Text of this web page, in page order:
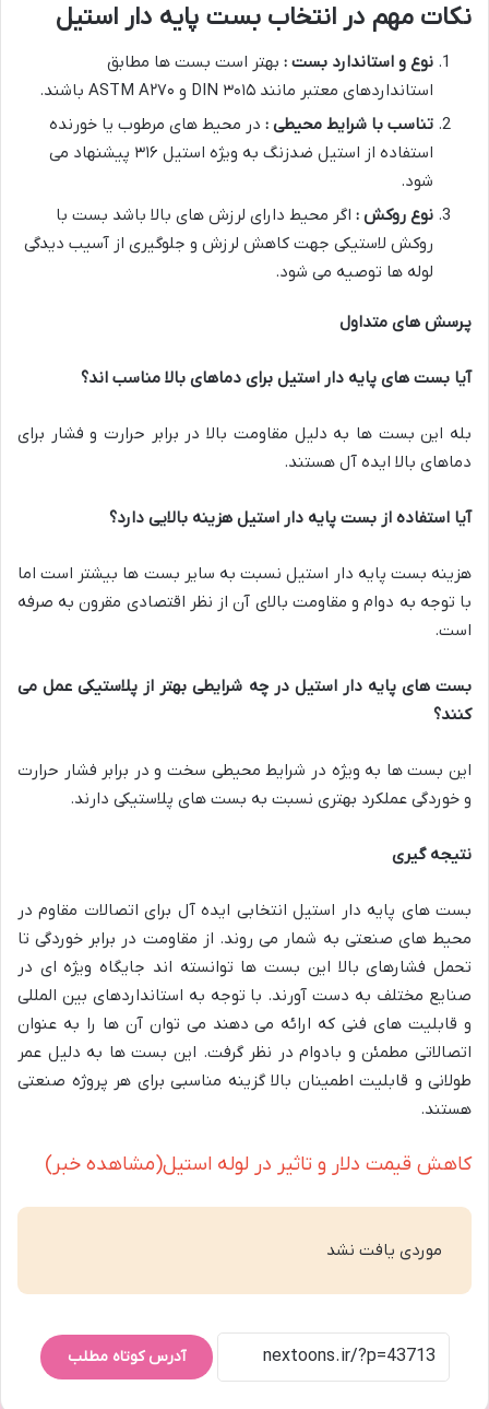
نکات مهم در انتخاب بست پایه دار استیل
نوع و استاندارد بست : بهتر است بست ها مطابق
استانداردهای معتبر مانند DIN ۳۰۱۵ و ASTM A۲۷۰ باشند.
تناسب با شرایط محیطی : در محیط های مرطوب یا خورنده
استفاده از استیل ضدزنگ به ویژه استیل ۳۱۶ پیشنهاد می
شود.
نوع روکش : اگر محیط دارای لرزش های بالا باشد بست با
روکش لاستیکی جهت کاهش لرزش و جلوگیری از آسیب دیدگی
لوله ها توصیه می شود.
پرسش های متداول
آیا بست های پایه دار استیل برای دماهای بالا مناسب اند؟
بله این بست ها به دلیل مقاومت بالا در برابر حرارت و فشار برای
دماهای بالا ایده آل هستند.
آیا استفاده از بست پایه دار استیل هزینه بالایی دارد؟
هزینه بست پایه دار استیل نسبت به سایر بست ها بیشتر است اما
با توجه به دوام و مقاومت بالای آن از نظر اقتصادی مقرون به صرفه
است.
بست های پایه دار استیل در چه شرایطی بهتر از پلاستیکی عمل می
کنند؟
این بست ها به ویژه در شرایط محیطی سخت و در برابر فشار حرارت
و خوردگی عملکرد بهتری نسبت به بست های پلاستیکی دارند.
نتیجه گیری
بست های پایه دار استیل انتخابی ایده آل برای اتصالات مقاوم در
محیط های صنعتی به شمار می روند. از مقاومت در برابر خوردگی تا
تحمل فشارهای بالا این بست ها توانسته اند جایگاه ویژه ای در
صنایع مختلف به دست آورند. با توجه به استانداردهای بین المللی
و قابلیت های فنی که ارائه می دهند می توان آن ها را به عنوان
اتصالاتی مطمئن و بادوام در نظر گرفت. این بست ها به دلیل عمر
طولانی و قابلیت اطمینان بالا گزینه مناسبی برای هر پروژه صنعتی
هستند.
کاهش قیمت دلار و تاثیر در لوله استیل(مشاهده خبر)
موردی یافت نشد
آدرس کوتاه مطلب